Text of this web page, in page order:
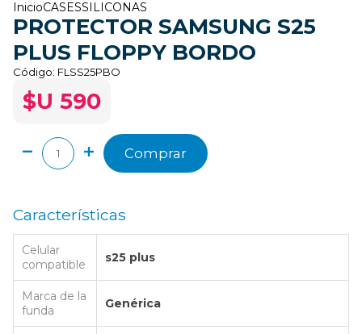
InicioCASESSILICONAS
PROTECTOR SAMSUNG S25
PLUS FLOPPY BORDO
Código: FLSS25PBO
$U 590
Comprar
Características
Celular
compatible
s25 plus
Marca de la
funda
Genérica